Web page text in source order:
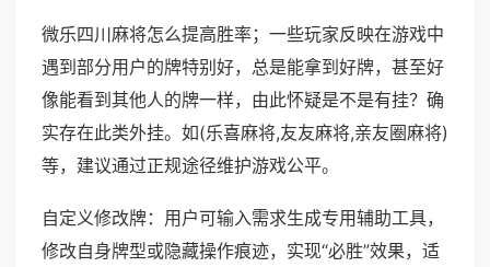
微乐四川麻将怎么提高胜率；一些玩家反映在游戏中
遇到部分用户的牌特别好，总是能拿到好牌，甚至好
像能看到其他人的牌一样，由此怀疑是不是有挂？确
实存在此类外挂。如(乐喜麻将,友友麻将,亲友圈麻将)
等，建议通过正规途径维护游戏公平。
自定义修改牌：用户可输入需求生成专用辅助工具，
修改自身牌型或隐藏操作痕迹，实现“必胜”效果，适